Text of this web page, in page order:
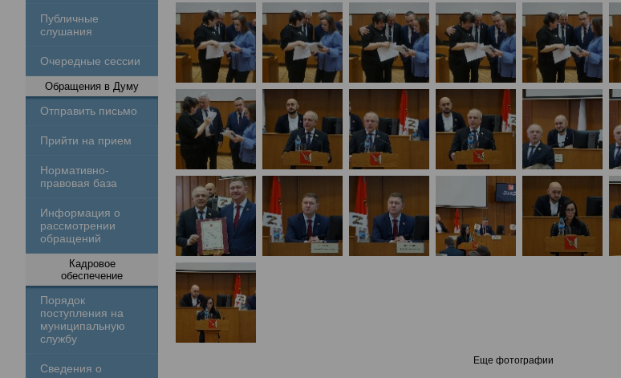
Публичные
слушания
Очередные сессии
Обращения в Думу
Отправить письмо
Прийти на прием
Нормативно-
правовая база
Информация о
рассмотрении
обращений
Кадровое
обеспечение
Порядок
поступления на
муниципальную
службу
Сведения о
Еще фотографии